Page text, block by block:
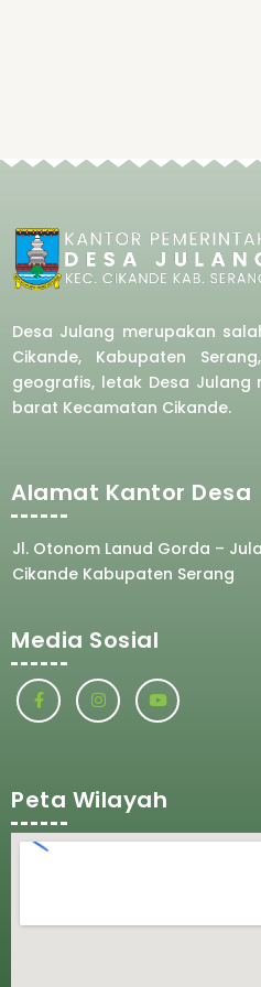
Desa Julang merupakan
Cikande, Kabupaten
geografis, letak Desa Julang
barat Kecamatan Cikande.
Alamat Kantor Desa
Jl. Otonom Lanud Gorda –
Cikande Kabupaten Serang
Media Sosial
Peta Wilayah